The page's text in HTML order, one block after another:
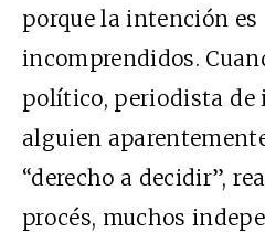
porque la intención es
incomprendidos.
político, periodista de
alguien
“derecho a decidir”,
procés, muchos